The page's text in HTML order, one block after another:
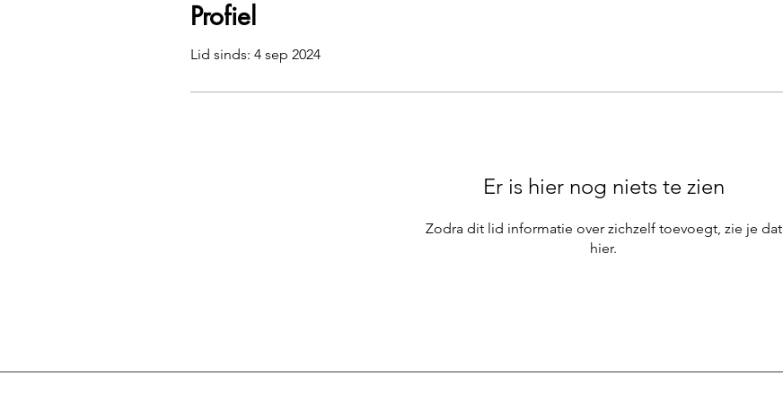
Profiel
Lid sinds: 4 sep 2024
Er is hier nog niets te zien
Zodra dit lid informatie over zichzelf toevoegt, zie je dat
hier.